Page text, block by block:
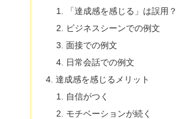
「達成感を感じる」は誤用？
ビジネスシーンでの例文
面接での例文
日常会話での例文
達成感を感じるメリット
自信がつく
モチベーションが続く